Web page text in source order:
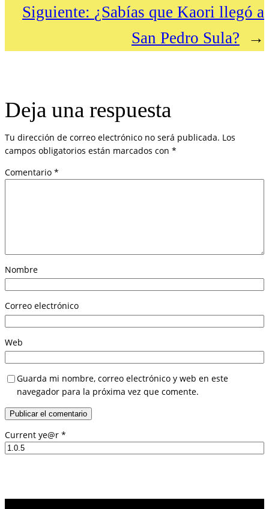
Siguiente: ¿Sabías que Kaori llegó a
San Pedro Sula?
→
Deja una respuesta
Tu dirección de correo electrónico no será publicada. Los
campos obligatorios están marcados con *
Comentario *
Nombre
Correo electrónico
Web
Guarda mi nombre, correo electrónico y web en este
navegador para la próxima vez que comente.
Current ye@r *